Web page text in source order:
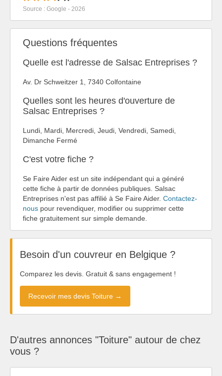
Source : Google - 2026
Questions fréquentes
Quelle est l'adresse de Salsac Entreprises ?
Av. Dr Schweitzer 1, 7340 Colfontaine
Quelles sont les heures d'ouverture de
Salsac Entreprises ?
Lundi, Mardi, Mercredi, Jeudi, Vendredi, Samedi,
Dimanche Fermé
C'est votre fiche ?
Se Faire Aider est un site indépendant qui a généré
cette fiche à partir de données publiques. Salsac
Entreprises n'est pas affilié à Se Faire Aider. Contactez-
nous pour revendiquer, modifier ou supprimer cette
fiche gratuitement sur simple demande.
Besoin d'un couvreur en Belgique ?
Comparez les devis. Gratuit & sans engagement !
Recevoir mes devis Toiture →
D'autres annonces "Toiture" autour de chez
vous ?